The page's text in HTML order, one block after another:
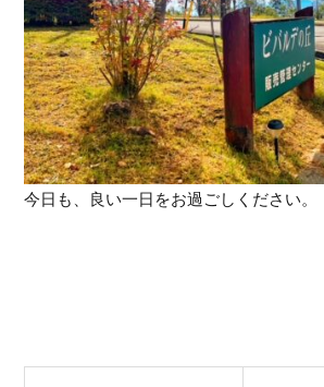
今日も、良い一日をお過ごしください。